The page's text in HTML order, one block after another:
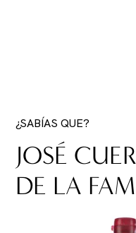
¿SABÍAS QUE?
JOSÉ
DE LA